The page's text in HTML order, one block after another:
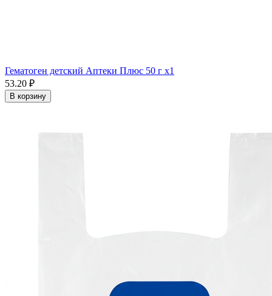
Гематоген детский Аптеки Плюс 50 г x1
53.20 ₽
В корзину